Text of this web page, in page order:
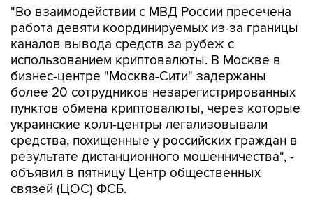
"Во взаимодействии с МВД России пресечена
работа девяти координируемых из-за границы
каналов вывода средств за рубеж с
использованием криптовалюты. В Москве в
бизнес-центре "Москва-Сити" задержаны
более 20 сотрудников незарегистрированных
пунктов обмена криптовалюты, через которые
украинские колл-центры легализовывали
средства, похищенные у российских граждан в
результате дистанционного мошенничества", -
объявил в пятницу Центр общественных
связей (ЦОС) ФСБ.